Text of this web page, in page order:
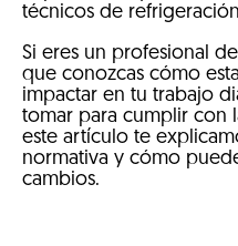
técnicos de
Si eres un profesional
que conozcas cómo
impactar en tu trabajo
tomar para cumplir con
este artículo te
normativa y cómo
cambios.